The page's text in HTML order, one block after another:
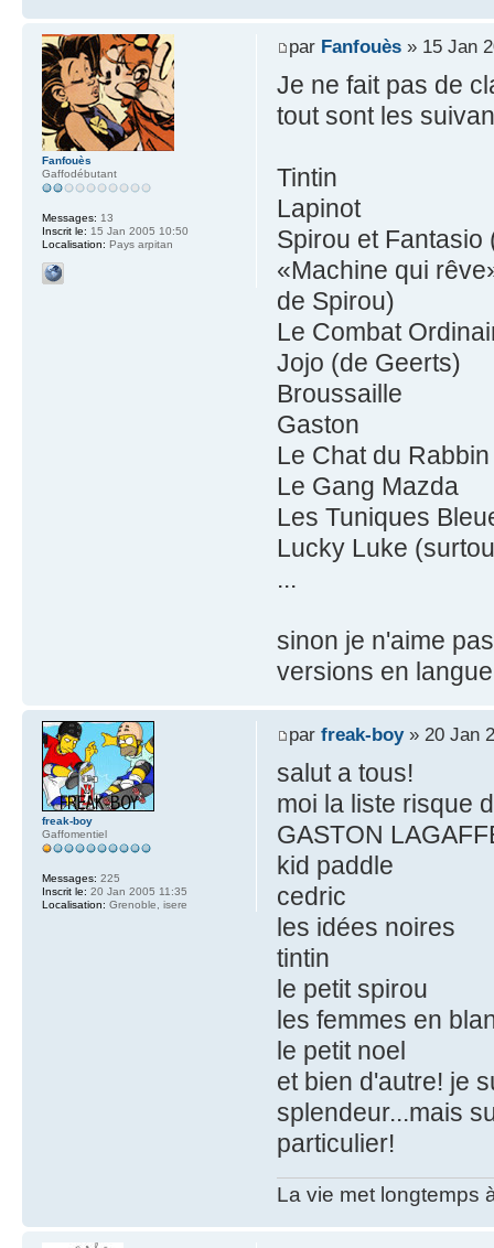
par Fanfouès» 15 Jan
Je ne fait pas de
tout sont les
Tintin
Lapinot
Spirou et Fantasio
«Machine qui
de Spirou)
Le Combat
Jojo (de Geerts)
Broussaille
Gaston
Le Chat du Rabbin
Le Gang Mazda
Les Tuniques
Lucky Luke
...
sinon je n'aime
versions en
Fanfouès
Gaffodébutant
Messages: 13
Inscrit le: 15 Jan 2005 10:50
Localisation: Pays arpitan
par freak-boy» 20 Jan
salut a tous!
moi la liste risque
GASTON
kid paddle
cedric
les idées noires
tintin
le petit spirou
les femmes en
le petit noel
et bien d'autre! je
splendeur...mais
particulier!
La vie met longtemps
freak-boy
Gaffomentiel
Messages: 225
Inscrit le: 20 Jan 2005 11:35
Localisation: Grenoble, isere